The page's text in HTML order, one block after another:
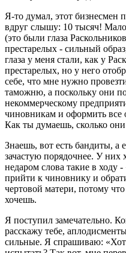
Я-то думал, этот бизнесмен
вдруг слышу: 10 тысяч! Мало
(это были глаза
престарелых - сильный
глаза у меня стали, как у
престарелых, но у него
себе, что мне нужно
таможню, а поскольку они
некоммерческому
чиновникам и оформить все
Как ты думаешь, сколько
Знаешь, вот есть бандиты, а
зачастую порядочнее. У них
недаром слова такие в ходу
прийти к чиновнику и
чертовой матери, потому
хочешь.
Я поступил замечательно.
расскажу тебе,
сильные. Я спрашиваю: